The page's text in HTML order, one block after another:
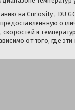
на Curiosity , DU
и
от того, где